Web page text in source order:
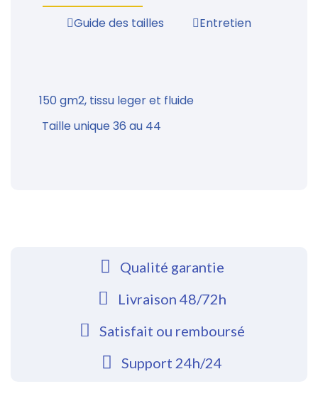
Guide des tailles
Entretien
150 gm2, tissu leger et fluide
Taille unique 36 au 44
Qualité garantie
Livraison 48/72h
Satisfait ou remboursé
Support 24h/24